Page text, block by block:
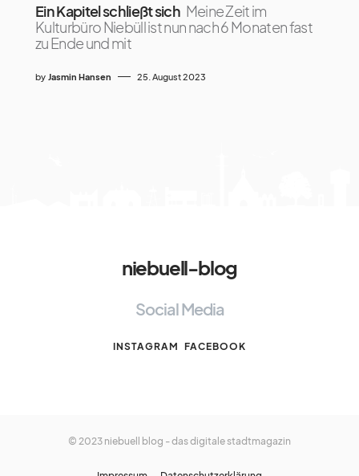
Ein Kapitel schließt sich Meine Zeit im
Kulturbüro Niebüll ist nun nach 6 Monaten fast
zu Ende und mit
by Jasmin Hansen 25. August 2023
niebuell-blog
Social Media
INSTAGRAM FACEBOOK
© 2023 niebuell blog - das digitale stadtmagazin